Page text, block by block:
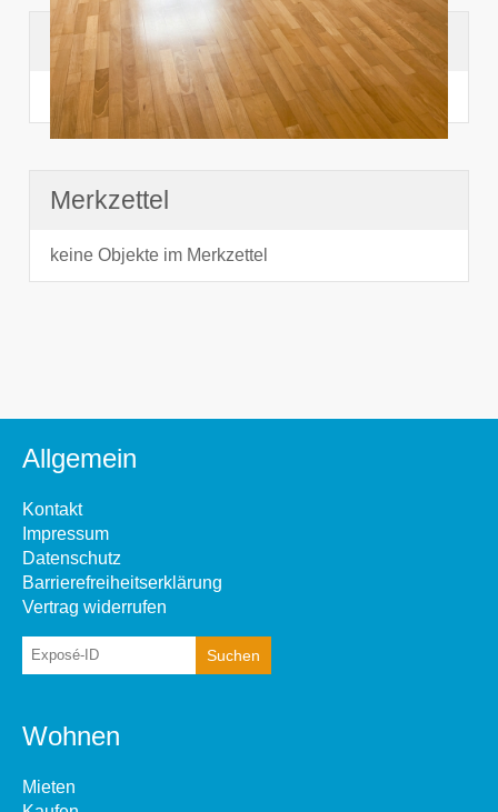
Suchhistorie
noch nichts angesehen
Merkzettel
keine Objekte im Merkzettel
Allgemein
Kontakt
Impressum
Datenschutz
Barrierefreiheitserklärung
Vertrag widerrufen
Wohnen
Mieten